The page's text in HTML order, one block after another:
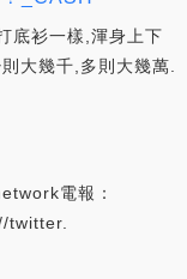
底衫一樣,渾身上下
大幾千,多則大幾萬.
電報：
twitter.